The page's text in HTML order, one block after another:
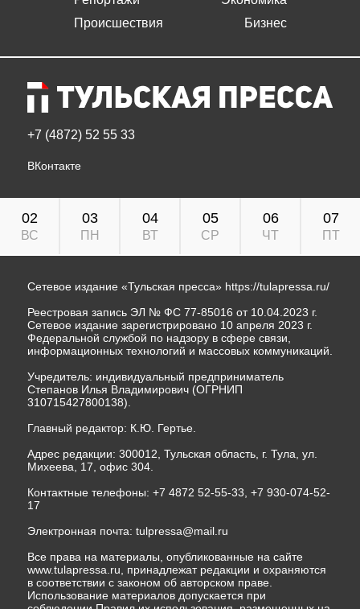
Происшествия
Бизнес
+7 (4872) 52 55 33
ВКонтакте
02
ВС
03
ПН
04
ВТ
05
СР
06
ЧТ
07
ПТ
Сетевое издание «Тульская пресса» https://tulapressa.ru/
Реестровая запись ЭЛ № ФС 77-85016 от 10.04.2023 г.
Сетевое издание зарегистрировано 10 апреля 2023 г.
Федеральной службой по надзору в сфере связи,
информационных технологий и массовых коммуникаций.
Учредитель: индивидуальный предприниматель
Степанов Илья Владимирович (ОГРНИП
310715427800138).
Главный редактор: К.Ю. Гертье.
Адрес редакции: 300012, Тульская область, г. Тула, ул.
Михеева, 17, офис 304.
Контактные телефоны: +7 4872 52-55-33, +7 930-074-52-
17
Электронная почта: tulpressa@mail.ru
Все права на материалы, опубликованные на сайте
www.tulapressa.ru, принадлежат редакции и охраняются
в соответствии с законом об авторском праве.
Использование материалов допускается при